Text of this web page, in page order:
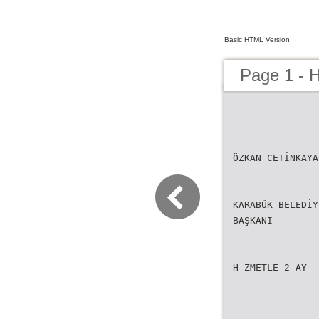
Basic HTML Version
Page 1 -
ÖZKAN CETİNKAYA
KARABÜK
BAŞKANI
H ZMETLE 2 AY